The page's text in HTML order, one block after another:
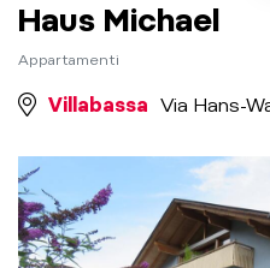
Haus Michael
Appartamenti
Villabassa Via Hans-